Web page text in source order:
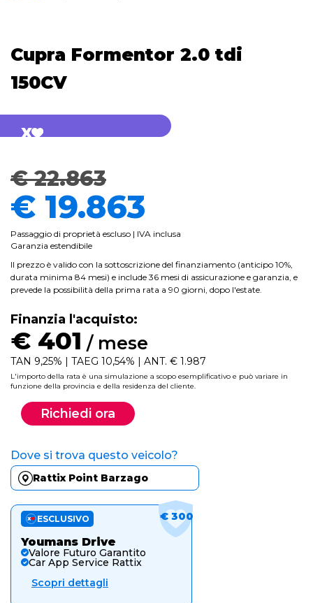
Cupra Formentor 2.0 tdi
150CV
€ 22.863
€ 19.863
Passaggio di proprietà escluso | IVA inclusa
Garanzia estendibile
Il prezzo è valido con la sottoscrizione del finanziamento (anticipo 10%,
durata minima 84 mesi) e include 36 mesi di assicurazione e garanzia, e
prevede la possibilità della prima rata a 90 giorni, dopo l'estate.
Finanzia l'acquisto:
€ 401 / mese
TAN 9,25% | TAEG 10,54% | ANT. € 1.987
L'importo della rata è una simulazione a scopo esemplificativo e può variare in
funzione della provincia e della residenza del cliente.
Richiedi ora
Dove si trova questo veicolo?
Rattix Point Barzago
€ 300
ESCLUSIVO
Youmans Drive
Valore Futuro Garantito
Car App Service Rattix
Scopri dettagli